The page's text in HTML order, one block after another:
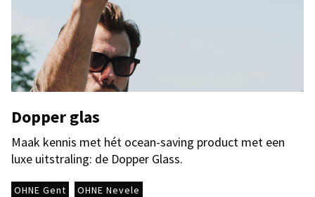
Dopper glas
Maak kennis met hét ocean-saving product met een
luxe uitstraling: de Dopper Glass.
OHNE Gent OHNE Nevele